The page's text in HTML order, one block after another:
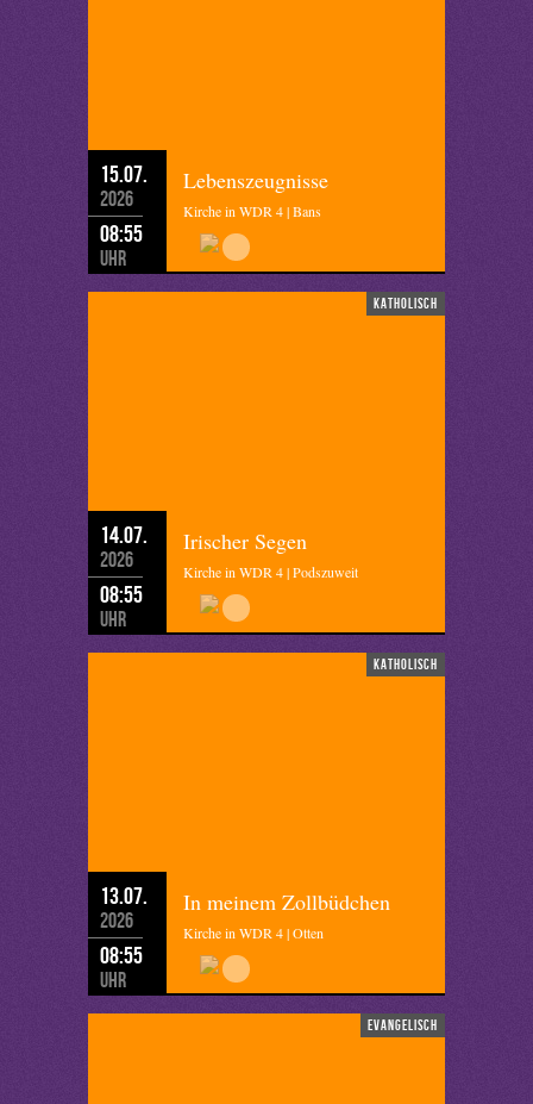
15.07.
2026
08:55
Uhr
Lebenszeugnisse
Kirche in WDR 4 | Bans
katholisch
14.07.
2026
08:55
Uhr
Irischer Segen
Kirche in WDR 4 | Podszuweit
katholisch
13.07.
2026
08:55
Uhr
In meinem Zollbüdchen
Kirche in WDR 4 | Otten
evangelisch